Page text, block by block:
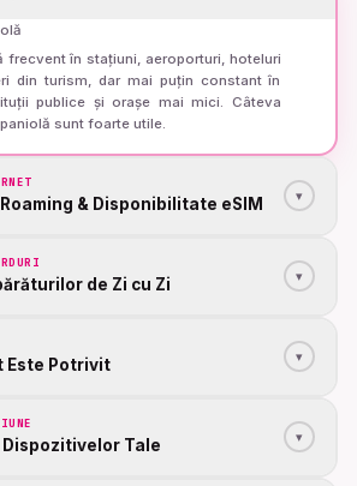
frecvent în stațiuni, aeroporturi, hoteluri
din turism, dar mai puțin constant în
publice și orașe mai mici. Câteva
sunt foarte utile.
& Disponibilitate eSIM ▾
de Zi cu Zi ▾
Este Potrivit ▾
Tale ▾